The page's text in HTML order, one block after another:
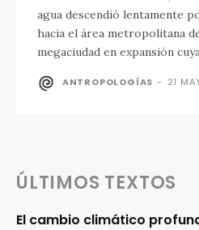
agua descendió lentamente
hacia el área metropolitana
megaciudad en expansión
ANTROPOLOGÍAS - 21
ÚLTIMOS TEXTOS
El cambio climático